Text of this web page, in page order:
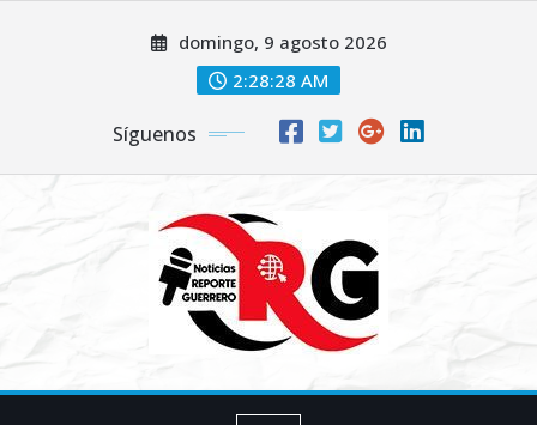
domingo, 9 agosto 2026
2:28:29 AM
Síguenos